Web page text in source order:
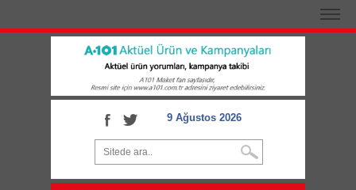
9 Ağustos 2026